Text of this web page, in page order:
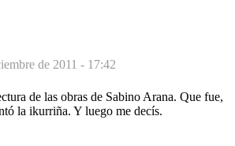
de 2011 - 17:42
de las obras de Sabino Arana. Que fue,
la ikurriña. Y luego me decís.